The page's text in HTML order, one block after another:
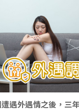
遇外遇情之後，三